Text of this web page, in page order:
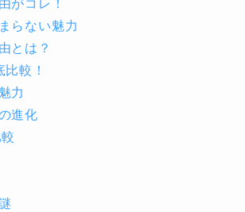
がコレ！
らない魅力
とは？
較！
力
進化